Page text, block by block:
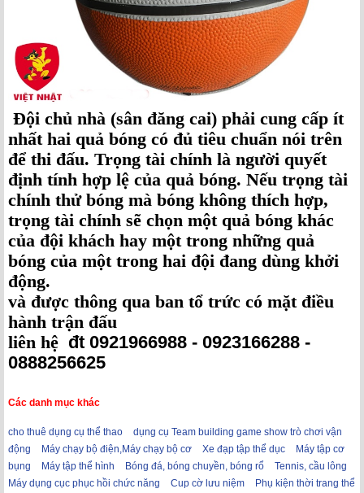
Đội chủ nhà (sân đăng cai) phải cung cấp ít
nhất hai quả bóng có đủ tiêu chuẩn nói trên
để thi đấu. Trọng tài chính là người quyết
định tính hợp lệ của quả bóng. Nếu trọng tài
chính thử bóng mà bóng không thích hợp,
trọng tài chính sẽ chọn một quả bóng khác
của đội khách hay một trong những quả
bóng của một trong hai đội đang dùng khởi
động.
và được thông qua ban tổ trức có mặt điều
hành trận đấu
liên hệ đt 0921966988 - 0923166288 -
0888256625
Các danh mục khác
cho thuê dụng cụ thể thao
dụng cụ Team building game show trò chơi vận
động
Máy chạy bộ điện,Máy chạy bộ cơ Xe đạp tập thể dục
Máy tập cơ
bụng
Máy tập thể hình Bóng đá, bóng chuyền, bóng rổ
Tennis, cầu lông
Máy dụng cục phục hồi chức năng
Cup cờ lưu niệm Phụ kiện thời trang thể